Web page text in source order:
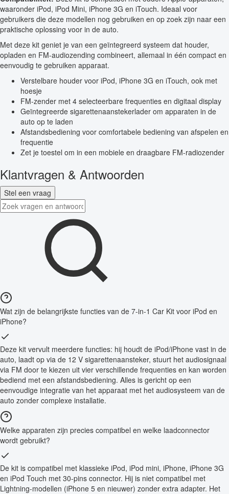
waaronder iPod, iPod Mini, iPhone 3G en iTouch. Ideaal voor
gebruikers die deze modellen nog gebruiken en op zoek zijn naar een
praktische oplossing voor in de auto.
Met deze kit geniet je van een geïntegreerd systeem dat houder,
opladen en FM-audiozending combineert, allemaal in één compact en
eenvoudig te gebruiken apparaat.
Verstelbare houder voor iPod, iPhone 3G en iTouch, ook met
hoesje
FM-zender met 4 selecteerbare frequenties en digitaal display
Geïntegreerde sigarettenaanstekerlader om apparaten in de
auto op te laden
Afstandsbediening voor comfortabele bediening van afspelen en
frequentie
Zet je toestel om in een mobiele en draagbare FM-radiozender
Klantvragen & Antwoorden
Stel een vraag
Wat zijn de belangrijkste functies van de 7-in-1 Car Kit voor iPod en
iPhone?
Deze kit vervult meerdere functies: hij houdt de iPod/iPhone vast in de
auto, laadt op via de 12 V sigarettenaansteker, stuurt het audiosignaal
via FM door te kiezen uit vier verschillende frequenties en kan worden
bediend met een afstandsbediening. Alles is gericht op een
eenvoudige integratie van het apparaat met het audiosysteem van de
auto zonder complexe installatie.
Welke apparaten zijn precies compatibel en welke laadconnector
wordt gebruikt?
De kit is compatibel met klassieke iPod, iPod mini, iPhone, iPhone 3G
en iPod Touch met 30-pins connector. Hij is niet compatibel met
Lightning-modellen (iPhone 5 en nieuwer) zonder extra adapter. Het